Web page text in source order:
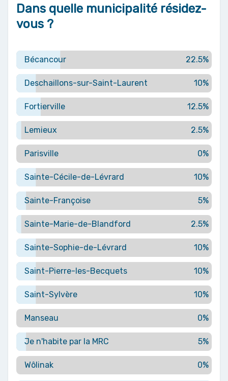
Dans quelle municipalité résidez-
vous ?
Bécancour 22.5%
Deschaillons-sur-Saint-Laurent 10%
Fortierville 12.5%
Lemieux 2.5%
Parisville 0%
Sainte-Cécile-de-Lévrard 10%
Sainte-Françoise 5%
Sainte-Marie-de-Blandford 2.5%
Sainte-Sophie-de-Lévrard 10%
Saint-Pierre-les-Becquets 10%
Saint-Sylvère 10%
Manseau 0%
Je n'habite par la MRC 5%
Wôlinak 0%